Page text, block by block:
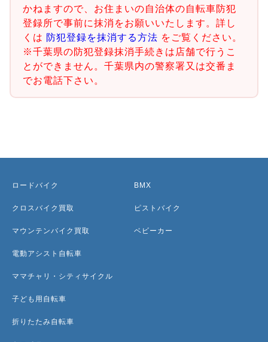
かねますので、お住まいの自治体の自転車防犯
登録所で事前に抹消をお願いいたします。詳し
くは 防犯登録を抹消する方法 をご覧ください。
※千葉県の防犯登録抹消手続きは店舗で行うこ
とができません。千葉県内の警察署又は交番ま
でお電話下さい。
ロードバイク
クロスバイク買取
マウンテンバイク買取
電動アシスト自転車
ママチャリ・シティサイクル
子ども用自転車
折りたたみ自転車
BMX
ピストバイク
ベビーカー